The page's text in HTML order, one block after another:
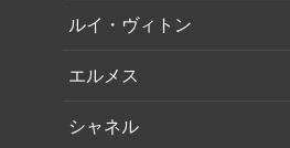
ルイ・ヴィトン
エルメス
シャネル